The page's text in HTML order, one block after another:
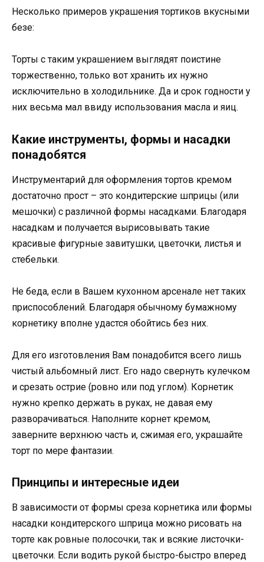
Несколько примеров украшения тортиков вкусными
безе:
Торты с таким украшением выглядят поистине
торжественно, только вот хранить их нужно
исключительно в холодильнике. Да и срок годности у
них весьма мал ввиду использования масла и яиц.
Какие инструменты, формы и насадки
понадобятся
Инструментарий для оформления тортов кремом
достаточно прост – это кондитерские шприцы (или
мешочки) с различной формы насадками. Благодаря
насадкам и получается вырисовывать такие
красивые фигурные завитушки, цветочки, листья и
стебельки.
Не беда, если в Вашем кухонном арсенале нет таких
приспособлений. Благодаря обычному бумажному
корнетику вполне удастся обойтись без них.
Для его изготовления Вам понадобится всего лишь
чистый альбомный лист. Его надо свернуть кулечком
и срезать острие (ровно или под углом). Корнетик
нужно крепко держать в руках, не давая ему
разворачиваться. Наполните корнет кремом,
заверните верхнюю часть и, сжимая его, украшайте
торт по мере фантазии.
Принципы и интересные идеи
В зависимости от формы среза корнетика или формы
насадки кондитерского шприца можно рисовать на
торте как ровные полосочки, так и всякие листочки-
цветочки. Если водить рукой быстро-быстро вперед